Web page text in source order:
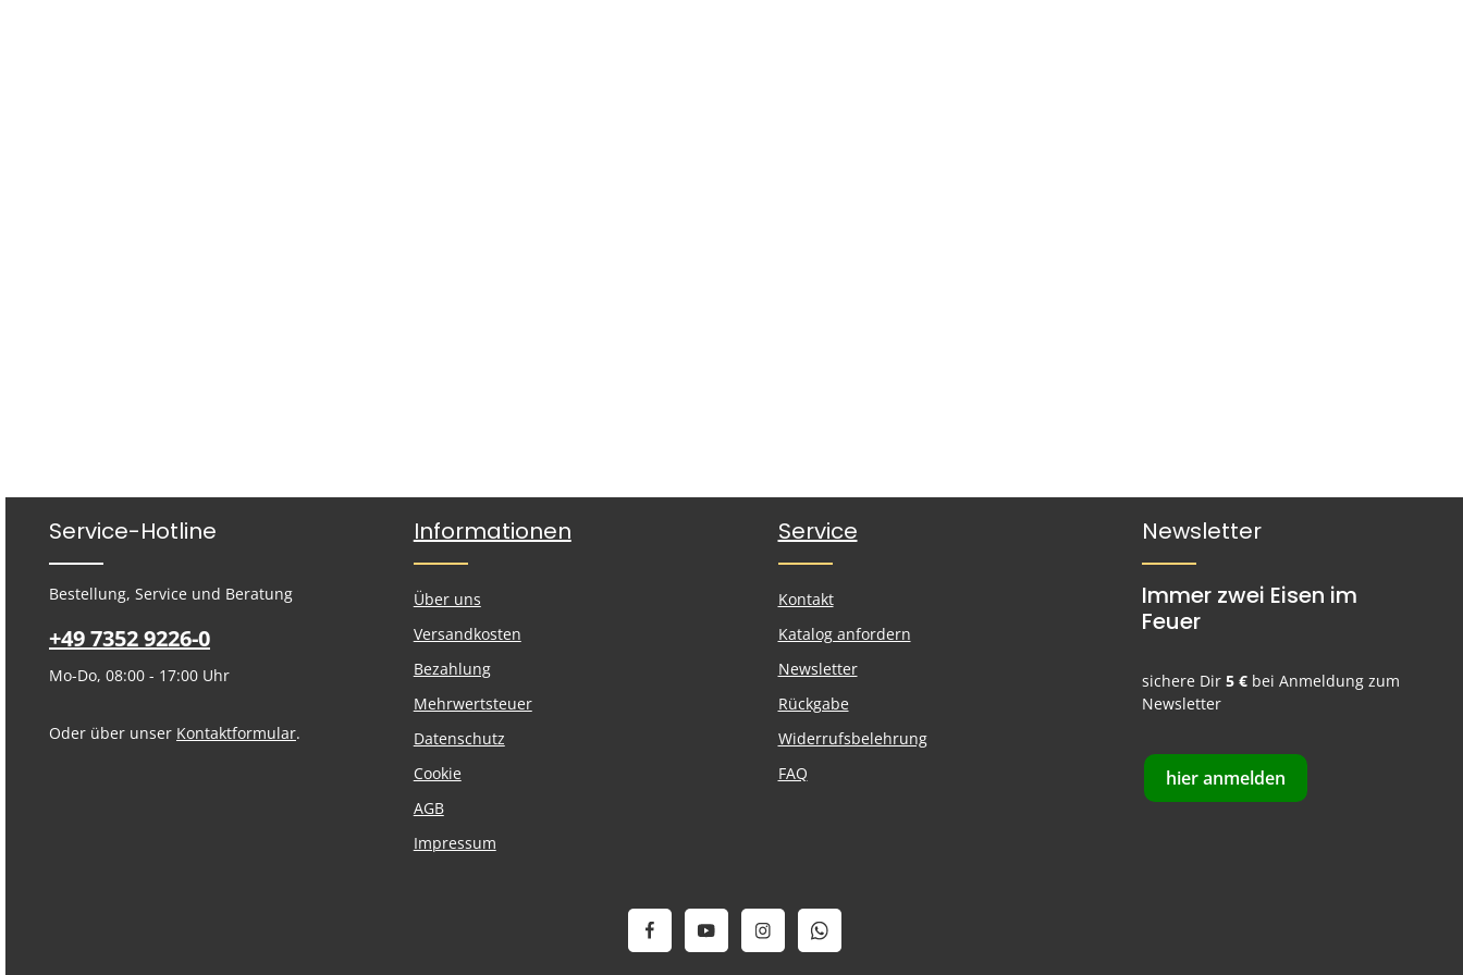
Service-Hotline
Bestellung, Service und Beratung
+49 7352 9226-0
Mo-Do, 08:00 - 17:00 Uhr
Oder über unser Kontaktformular.
Informationen
Über uns
Versandkosten
Bezahlung
Mehrwertsteuer
Datenschutz
Cookie
AGB
Impressum
Service
Kontakt
Katalog anfordern
Newsletter
Rückgabe
Widerrufsbelehrung
FAQ
Newsletter
Immer zwei Eisen im
Feuer
sichere Dir5 € bei Anmeldung zum
Newsletter
hier anmelden